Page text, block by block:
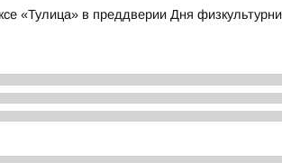
«Тулица» в преддверии Дня